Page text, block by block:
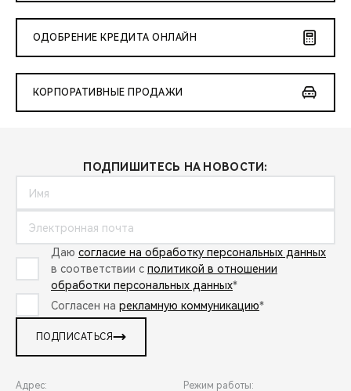
ОДОБРЕНИЕ КРЕДИТА ОНЛАЙН
КОРПОРАТИВНЫЕ ПРОДАЖИ
ПОДПИШИТЕСЬ НА НОВОСТИ:
Даю согласие на обработку персональных данных
в соответствии с политикой в отношении
обработки персональных данных*
Согласен на рекламную коммуникацию*
ПОДПИСАТЬСЯ
Адрес: Режим работы: